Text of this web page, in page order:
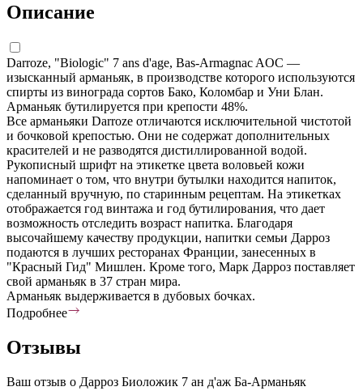
Описание
Darroze, "Biologic" 7 ans d'age, Bas-Armagnac AOC —
изысканный арманьяк, в производстве которого используются
спирты из винограда сортов Бако, Коломбар и Уни Блан.
Арманьяк бутилируется при крепости 48%.
Все арманьяки Darroze отличаются исключительной чистотой
и бочковой крепостью. Они не содержат дополнительных
красителей и не разводятся дистиллированной водой.
Рукописный шрифт на этикетке цвета воловьей кожи
напоминает о том, что внутри бутылки находится напиток,
сделанный вручную, по старинным рецептам. На этикетках
отображается год винтажа и год бутилирования, что дает
возможность отследить возраст напитка. Благодаря
высочайшему качеству продукции, напитки семьи Дарроз
подаются в лучших ресторанах Франции, занесенных в
"Красный Гид" Мишлен. Кроме того, Марк Дарроз поставляет
свой арманьяк в 37 стран мира.
Арманьяк выдерживается в дубовых бочках.
Подробнее
Отзывы
Ваш отзыв о Дарроз Биоложик 7 ан д'аж Ба-Арманьяк